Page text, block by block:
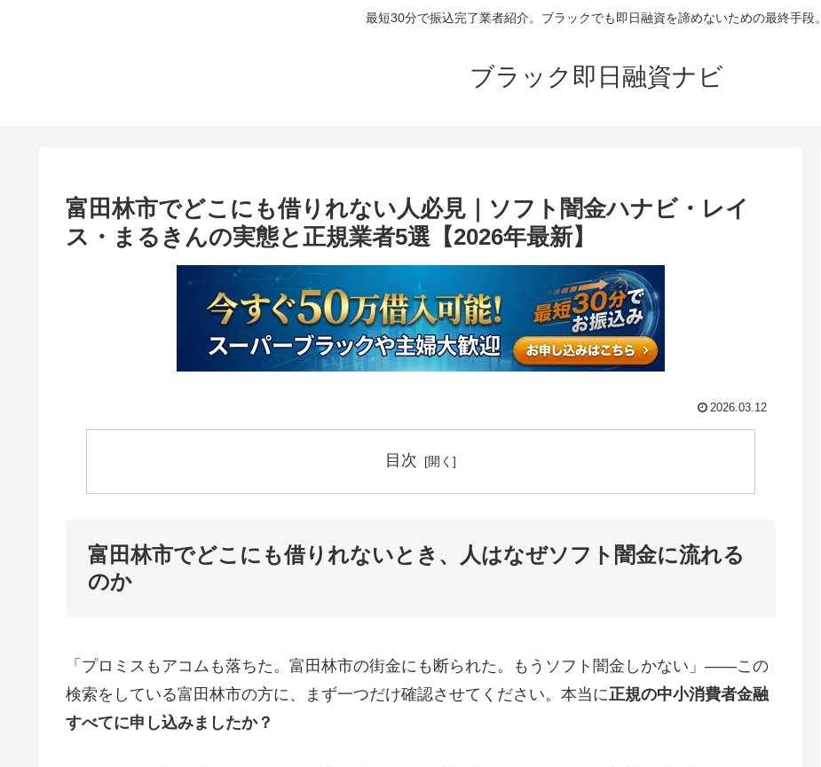
最短30分で振込完了業者紹介。ブラックでも即日融資を諦めないための最終手段。
ブラック即日融資ナビ
富田林市でどこにも借りれない人必見｜ソフト闇金ハナビ・レイ
ス・まるきんの実態と正規業者5選【2026年最新】
2026.03.12
目次
富田林市でどこにも借りれないとき、人はなぜソフト闇金に流れる
のか
「プロミスもアコムも落ちた。富田林市の街金にも断られた。もうソフト闇金しかない」——この
検索をしている富田林市の方に、まず一つだけ確認させてください。本当に正規の中小消費者金融
すべてに申し込みましたか？